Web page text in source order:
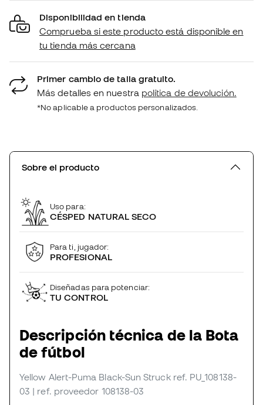
Disponibilidad en tienda
Comprueba si este producto está disponible en
tu tienda más cercana
Primer cambio de talla gratuito.
Más detalles en nuestra política de devolución.
*No aplicable a productos personalizados.
Sobre el producto
Uso para:
CÉSPED NATURAL SECO
Para ti, jugador:
PROFESIONAL
Diseñadas para potenciar:
TU CONTROL
Descripción técnica de la Bota
de fútbol
Yellow Alert-Puma Black-Sun Struck ref. PU_108138-
03 | ref. proveedor 108138-03